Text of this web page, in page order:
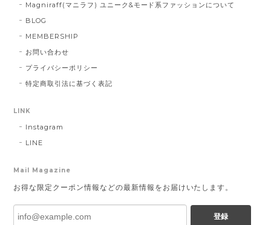
Magniraff(マニラフ) ユニーク&モード系ファッションについて
BLOG
MEMBERSHIP
お問い合わせ
プライバシーポリシー
特定商取引法に基づく表記
LINK
Instagram
LINE
Mail Magazine
お得な限定クーポン情報などの最新情報をお届けいたします。
登録